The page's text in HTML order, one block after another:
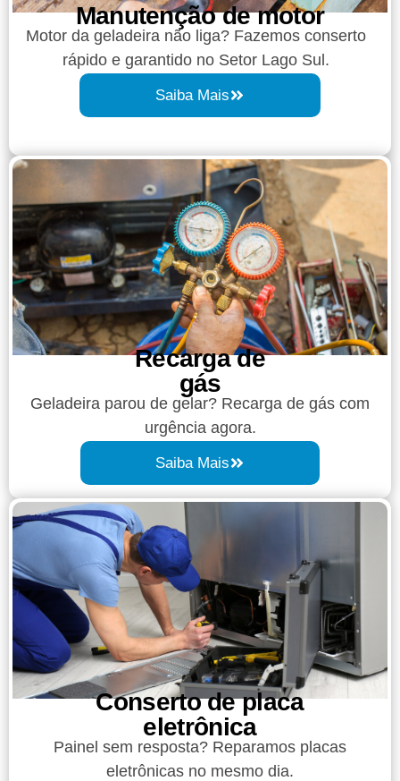
Manutenção de motor
Motor da geladeira não liga? Fazemos conserto
rápido e garantido no Setor Lago Sul.
Saiba Mais
Recarga de
gás
Geladeira parou de gelar? Recarga de gás com
urgência agora.
Saiba Mais
Conserto de placa
eletrônica
Painel sem resposta? Reparamos placas
eletrônicas no mesmo dia.